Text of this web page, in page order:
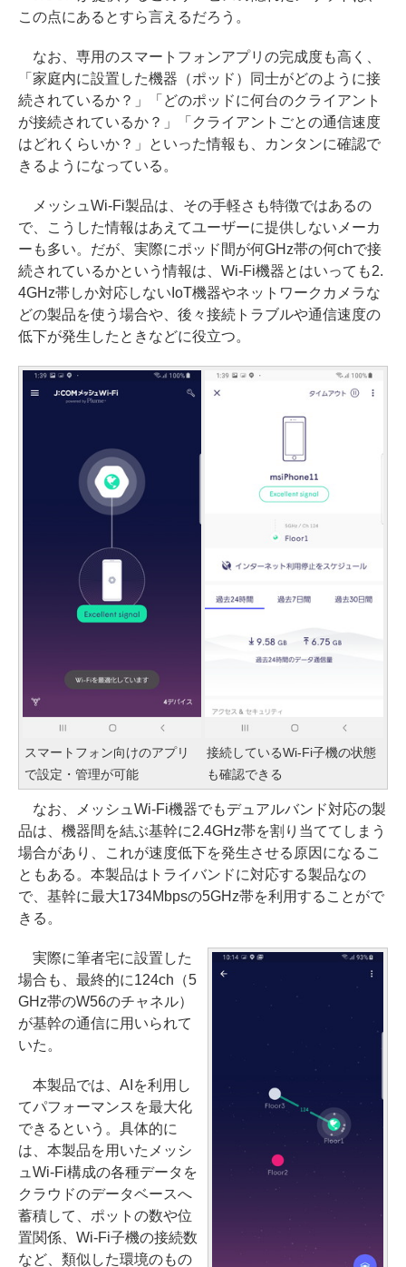
この点にあるとすら言えるだろう。
なお、専用のスマートフォンアプリの完成度も高く、
「家庭内に設置した機器（ポッド）同士がどのように接
続されているか？」「どのポッドに何台のクライアント
が接続されているか？」「クライアントごとの通信速度
はどれくらいか？」といった情報も、カンタンに確認で
きるようになっている。
メッシュWi-Fi製品は、その手軽さも特徴ではあるの
で、こうした情報はあえてユーザーに提供しないメーカ
ーも多い。だが、実際にポッド間が何GHz帯の何chで接
続されているかという情報は、Wi-Fi機器とはいっても2.
4GHz帯しか対応しないIoT機器やネットワークカメラな
どの製品を使う場合や、後々接続トラブルや通信速度の
低下が発生したときなどに役立つ。
スマートフォン向けのアプリ
で設定・管理が可能
接続しているWi-Fi子機の状態
も確認できる
なお、メッシュWi-Fi機器でもデュアルバンド対応の製
品は、機器間を結ぶ基幹に2.4GHz帯を割り当ててしまう
場合があり、これが速度低下を発生させる原因になるこ
ともある。本製品はトライバンドに対応する製品なの
で、基幹に最大1734Mbpsの5GHz帯を利用することがで
きる。
実際に筆者宅に設置した
場合も、最終的に124ch（5
GHz帯のW56のチャネル）
が基幹の通信に用いられて
いた。
本製品では、AIを利用し
てパフォーマンスを最大化
できるという。具体的に
は、本製品を用いたメッシ
ュWi-Fi構成の各種データを
クラウドのデータベースへ
蓄積して、ポットの数や位
置関係、Wi-Fi子機の接続数
など、類似した環境のもの